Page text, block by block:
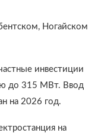
Ногайском
инвестиции
до 315 МВт. Ввод
на 2026 год.
на